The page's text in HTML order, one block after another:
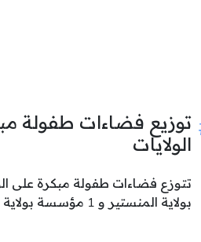
توزيع فضاءات طفولة
الولايات
بولاية المنستير و 1 مؤسسة بولاية مدنين .